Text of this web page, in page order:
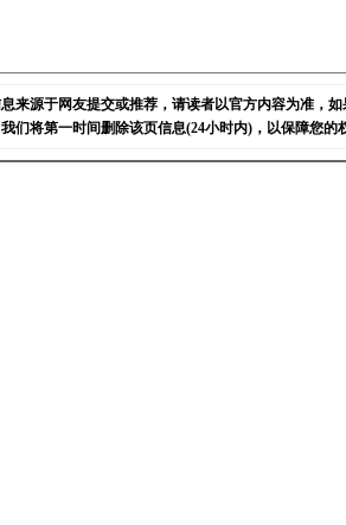
来源于网友提交或推荐，请读者以官方内容为准，
们将第一时间删除该页信息(24小时内)，以保障您的